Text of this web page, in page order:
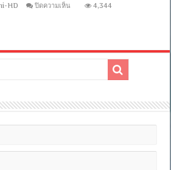
HD ปิดความเห็น
INTELLIGENCE
แสบ
[ภาพ
ไทย
4,344